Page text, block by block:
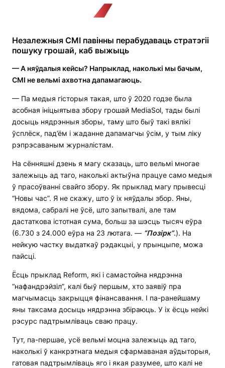
Незалежныя СМІ павінны перабудаваць стратэгіі
пошуку грошай, каб выжыць
— А няўдалыя кейсы? Напрыклад, наколькі мы бачым,
СМІ не вельмі ахвотна дапамагаюць.
— Па медыя гісторыя такая, што ў 2020 годзе была
асобная ініцыятыва збору грошай MediaSol, тады былі
досыць нядрэнныя зборы, таму што быў такі вялікі
ўсплёск, пад’ём і жаданне дапамагчы ўсім, у тым ліку
рэпрэсаваным журналістам.
На сённяшні дзень я магу сказаць, што вельмі многае
залежыць ад таго, наколькі актыўна працуе само медыя
ў прасоўванні свайго збору. Як прыклад магу прывесці
“Новы час”. Я не скажу, што ў іх няўдалы збор. Яны,
вядома, сабралі не ўсё, што запытвалі, але там
дастаткова істотная сума, больш за шэсць тысяч еўра
(6.730 з 24.000 еўра на 23 лютага. — “Позірк”.). На
нейкую частку выдаткаў рэдакцыі, у прынцыпе, можа
пайсці.
Ёсць прыклад Reform, які і самастойна нядрэнна
“нафандрэйзіл”, калі быў першым, хто заявіў пра
магчымасць закрыцця фінансавання. І па-ранейшаму
яны таксама досыць нядрэнна збіраюць. У іх ёсць нейкі
рэсурс падтрымліваць сваю працу.
Тут, па-першае, усё вельмі моцна залежыць ад таго,
наколькі ў канкрэтнага медыя сфармаваная аўдыторыя,
гатовая падтрымліваць яго і якая разумее, што калі не